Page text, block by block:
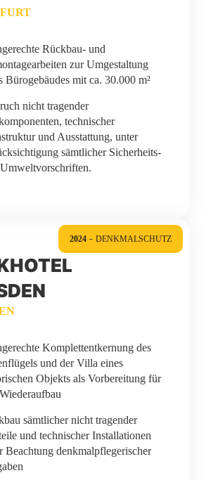
Rückbau- und
zur Umgestaltung
Bürogebäudes mit ca. 30.000 m²
nicht tragender
technischer
und Ausstattung, unter
sämtlicher Sicherheits-
2024 - DENKMALSCHUTZ
Komplettentkernung des
und der Villa eines
Objekts als Vorbereitung für
sämtlicher nicht tragender
und technischer Installationen
Beachtung denkmalpflegerischer